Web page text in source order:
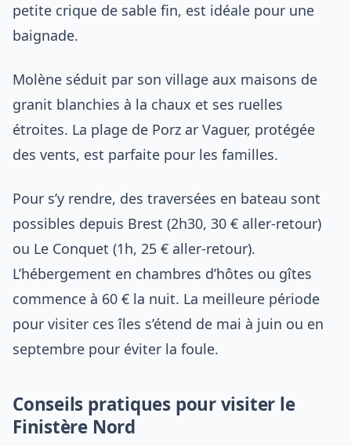
petite crique de sable fin, est idéale pour une
baignade.
Molène séduit par son village aux maisons de
granit blanchies à la chaux et ses ruelles
étroites. La plage de Porz ar Vaguer, protégée
des vents, est parfaite pour les familles.
Pour s’y rendre, des traversées en bateau sont
possibles depuis Brest (2h30, 30 € aller-retour)
ou Le Conquet (1h, 25 € aller-retour).
L’hébergement en chambres d’hôtes ou gîtes
commence à 60 € la nuit. La meilleure période
pour visiter ces îles s’étend de mai à juin ou en
septembre pour éviter la foule.
Conseils pratiques pour visiter le
Finistère Nord